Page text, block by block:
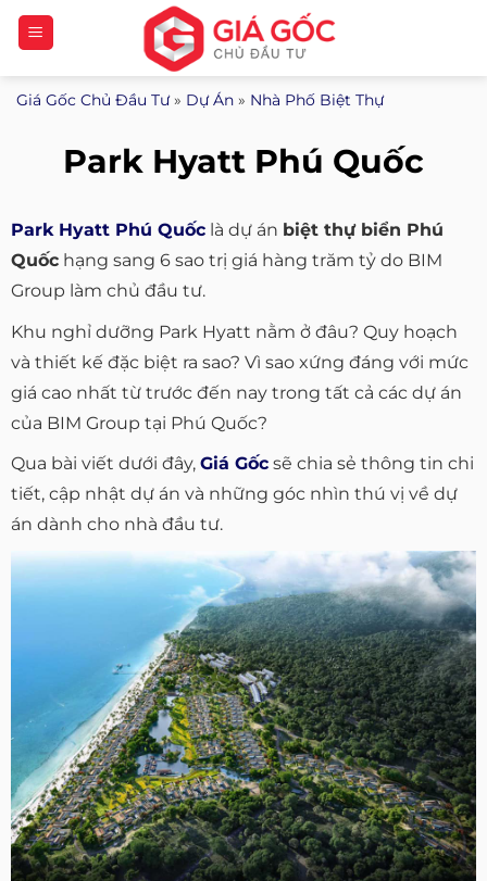
Bỏ
qua
nội
dung
Giá Gốc Chủ Đầu Tư» Dự Án » Nhà Phố Biệt Thự
Park Hyatt Phú Quốc
Park Hyatt Phú Quốc là dự án biệt thự biển Phú
Quốc hạng sang 6 sao trị giá hàng trăm tỷ do BIM
Group làm chủ đầu tư.
Khu nghỉ dưỡng Park Hyatt nằm ở đâu? Quy hoạch
và thiết kế đặc biệt ra sao? Vì sao xứng đáng với mức
giá cao nhất từ trước đến nay trong tất cả các dự án
của BIM Group tại Phú Quốc?
Qua bài viết dưới đây, Giá Gốc sẽ chia sẻ thông tin chi
tiết, cập nhật dự án và những góc nhìn thú vị về dự
án dành cho nhà đầu tư.